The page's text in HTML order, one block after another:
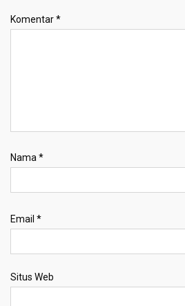
Komentar*
Nama *
Email *
Situs Web